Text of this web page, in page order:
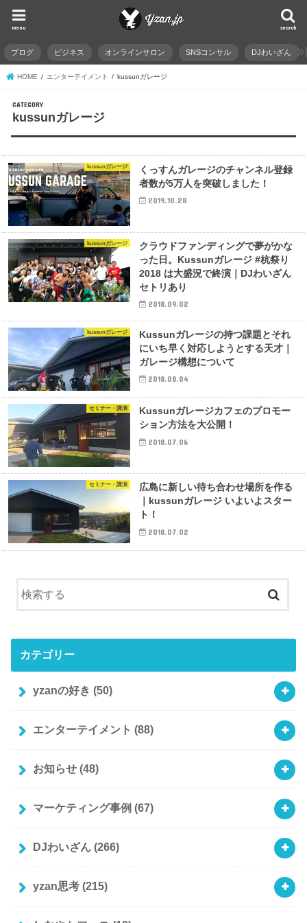
search
menu
ブログ ビジネス オンラインサロン SNSコンサル DJわいざん
HOME エンターテイメント kussunガレージ
kussunガレージ
kussunガレージ
くっすんガレージのチャンネル登録
者数が5万人を突破しました！
2019.10.28
kussunガレージ
クラウドファンディングで夢がかな
った日。Kussunガレージ #杭祭り
2018 は大盛況で終演｜DJわいざん
セトリあり
2018.09.02
kussunガレージ
Kussunガレージの持つ課題とそれ
にいち早く対応しようとする天才｜
ガレージ構想について
2018.08.04
セミナー・講演
Kussunガレージカフェのプロモー
ション方法を大公開！
2018.07.06
セミナー・講演
広島に新しい待ち合わせ場所を作る
｜kussunガレージ いよいよスター
ト！
2018.07.02
カテゴリー
yzanの好き (50)
エンターテイメント (88)
お知らせ (48)
マーケティング事例 (67)
DJわいざん (266)
yzan思考 (215)